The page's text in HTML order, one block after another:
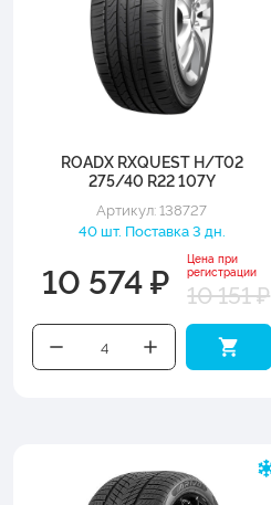
ROADX RXQUEST H/T02
275/40 R22 107Y
Артикул: 138727
40 шт. Поставка 3 дн.
10 574 ₽
Цена при
регистрации
10 151 ₽